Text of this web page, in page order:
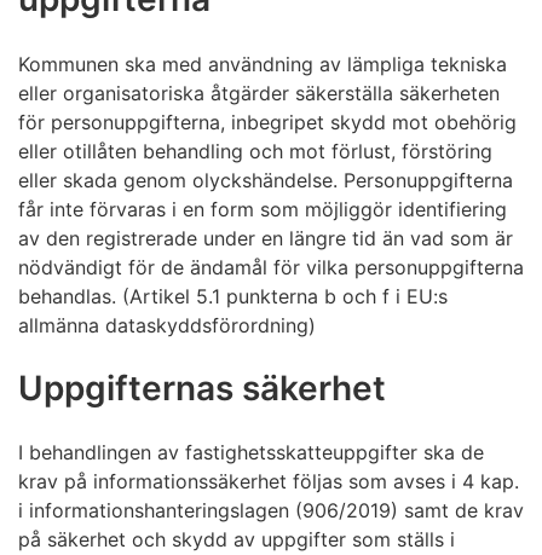
Kommunen ska med användning av lämpliga tekniska
eller organisatoriska åtgärder säkerställa säkerheten
för personuppgifterna, inbegripet skydd mot obehörig
eller otillåten behandling och mot förlust, förstöring
eller skada genom olyckshändelse. Personuppgifterna
får inte förvaras i en form som möjliggör identifiering
av den registrerade under en längre tid än vad som är
nödvändigt för de ändamål för vilka personuppgifterna
behandlas. (Artikel 5.1 punkterna b och f i EU:s
allmänna dataskyddsförordning)
Uppgifternas säkerhet
I behandlingen av fastighetsskatteuppgifter ska de
krav på informationssäkerhet följas som avses i 4 kap.
i informationshanteringslagen (906/2019) samt de krav
på säkerhet och skydd av uppgifter som ställs i